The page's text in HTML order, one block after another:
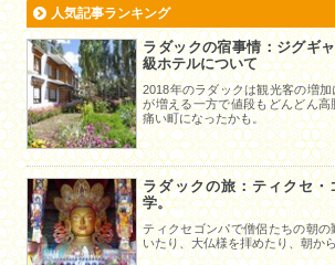
人気記事ランキング
ラダックの宿事情：ジグギ
級ホテルについて
2018年のラダックは観光客の増
が増える一方で値段もどんどん
痛い町になったかも。
ラダックの旅：ティクセ・
学。
ティクセゴンパで僧侶たちの朝
いたり、大仏様を拝めたり、朝か